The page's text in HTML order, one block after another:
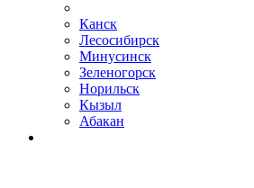
Канск
Лесосибирск
Минусинск
Зеленогорск
Норильск
Кызыл
Абакан